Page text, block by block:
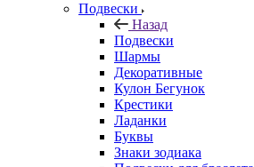
Подвески
Назад
Подвески
Шармы
Декоративные
Кулон Бегунок
Крестики
Ладанки
Буквы
Знаки зодиака